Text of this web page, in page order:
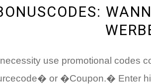
use promotional codes
or �Coupon.� Enter